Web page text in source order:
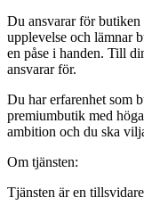
Du ansvarar för butiken
upplevelse och lämnar
en påse i handen. Till
ansvarar för.
Du har erfarenhet som
premiumbutik med
ambition och du ska
Om tjänsten:
Tjänsten är en